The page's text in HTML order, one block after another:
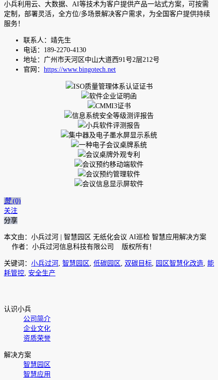
小兵利用云、大数据、AI等技术为客户提供产品一站式方案，可按需
定制，部署灵活，全方位/多场景解决客户需求，为全国客户提供持续
服务！
联系人：靖先生
电话：189-2270-4130
地址：广州市天河区中山大道西91号2层212号
官网： https://www.bingotech.net
赞 (0)
关注
分享
本文由：小兵过河 | 智慧园区 无纸化会议 AI巡检 智慧应用解决方案
作者：小兵过河信息科技有限公司 版权所有！
关键词： 小兵过河 , 智慧园区 , 低碳园区 , 双碳目标, 园区智慧化改造, 能
耗管控, 安全生产
认识小兵
公司简介
企业文化
资质荣誉
解决方案
智慧园区
智慧应用